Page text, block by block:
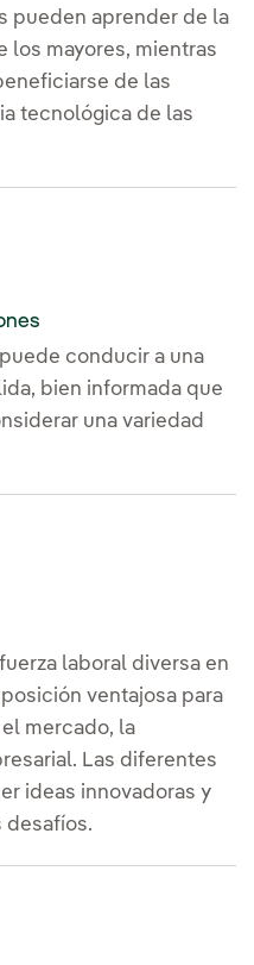
pueden aprender de la
los mayores, mientras
de las
tecnológica de las
conducir a una
bien informada que
una variedad
laboral diversa en
ventajosa para
mercado, la
Las diferentes
ideas innovadoras y
desafíos.